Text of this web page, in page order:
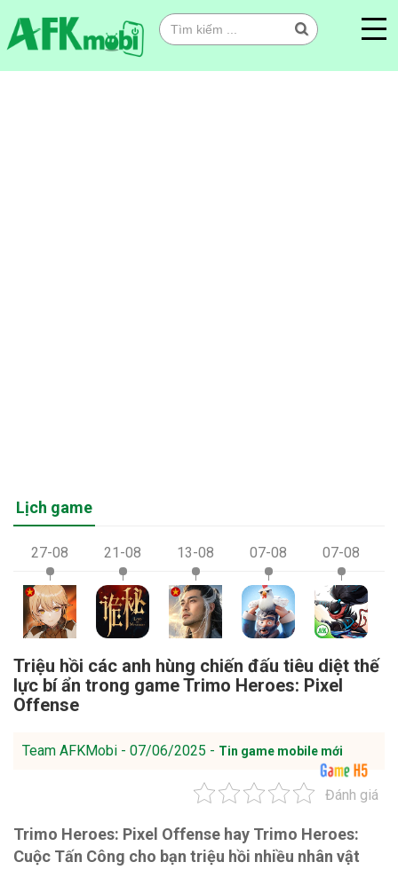
Lịch game
27-08 21-08 13-08 07-08 07-08
Triệu hồi các anh hùng chiến đấu tiêu diệt thế
lực bí ẩn trong game Trimo Heroes: Pixel
Offense
Team AFKMobi - 07/06/2025 - Tin game mobile mới
Đánh giá
Trimo Heroes: Pixel Offense hay Trimo Heroes:
Cuộc Tấn Công cho bạn triệu hồi nhiều nhân vật